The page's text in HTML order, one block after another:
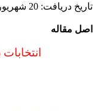
تاریخ دریافت: 20 شهریور 1403
اصل مقاله